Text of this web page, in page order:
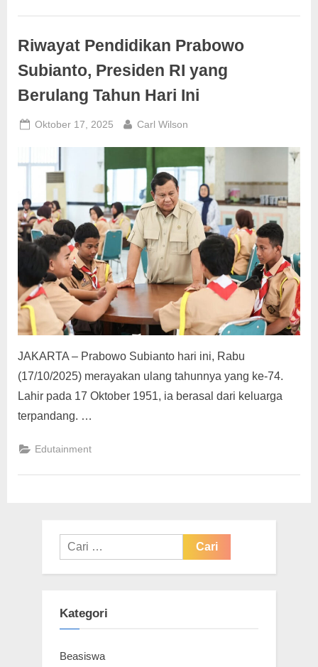
Riwayat Pendidikan Prabowo
Subianto, Presiden RI yang
Berulang Tahun Hari Ini
Posted
Oktober 17, 2025 By
Carl Wilson
JAKARTA – Prabowo Subianto hari ini, Rabu
(17/10/2025) merayakan ulang tahunnya yang ke-74.
Lahir pada 17 Oktober 1951, ia berasal dari keluarga
terpandang. …
Edutainment
Cari
untuk:
Kategori
Beasiswa